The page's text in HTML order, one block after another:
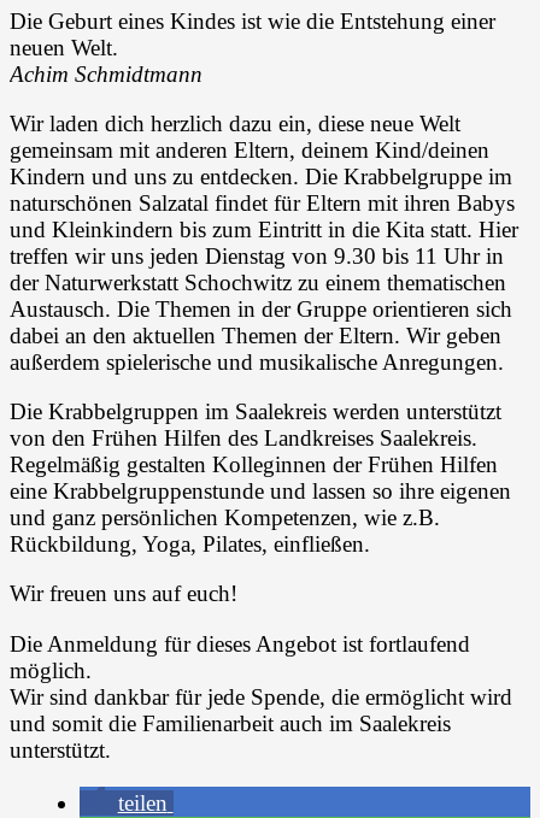
Die Geburt eines Kindes ist wie die Entstehung einer
neuen Welt.
Achim Schmidtmann
Wir laden dich herzlich dazu ein, diese neue Welt
gemeinsam mit anderen Eltern, deinem Kind/deinen
Kindern und uns zu entdecken. Die Krabbelgruppe im
naturschönen Salzatal findet für Eltern mit ihren Babys
und Kleinkindern bis zum Eintritt in die Kita statt. Hier
treffen wir uns jeden Dienstag von 9.30 bis 11 Uhr in
der Naturwerkstatt Schochwitz zu einem thematischen
Austausch. Die Themen in der Gruppe orientieren sich
dabei an den aktuellen Themen der Eltern. Wir geben
außerdem spielerische und musikalische Anregungen.
Die Krabbelgruppen im Saalekreis werden unterstützt
von den Frühen Hilfen des Landkreises Saalekreis.
Regelmäßig gestalten Kolleginnen der Frühen Hilfen
eine Krabbelgruppenstunde und lassen so ihre eigenen
und ganz persönlichen Kompetenzen, wie z.B.
Rückbildung, Yoga, Pilates, einfließen.
Wir freuen uns auf euch!
Die Anmeldung für dieses Angebot ist fortlaufend
möglich.
Wir sind dankbar für jede Spende, die ermöglicht wird
und somit die Familienarbeit auch im Saalekreis
unterstützt.
teilen